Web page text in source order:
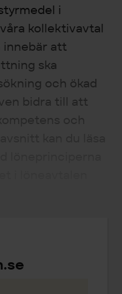
i
kollektivavtal
innebär att
ska
och ökad
bidra till att